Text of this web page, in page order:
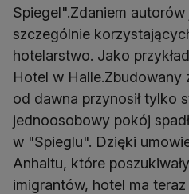
Spiegel".Zdaniem
szczególnie
hotelarstwo. Jako
Hotel w Halle.Zbudowany
od dawna przynosił tylko
jednoosobowy pokój
w "Spieglu". Dzięki
Anhaltu, które
imigrantów, hotel ma